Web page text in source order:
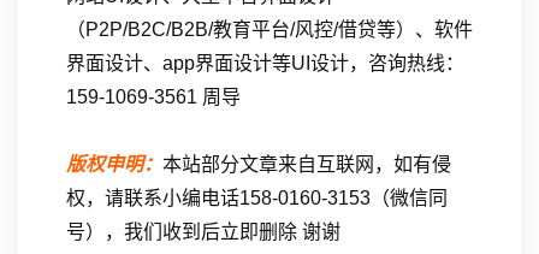
（P2P/B2C/B2B/教育平台/风控/借贷等）、软件
界面设计、app界面设计等UI设计，咨询热线：
159-1069-3561 周导
版权申明： 本站部分文章来自互联网，如有侵
权，请联系小编电话158-0160-3153（微信同
号），我们收到后立即删除 谢谢